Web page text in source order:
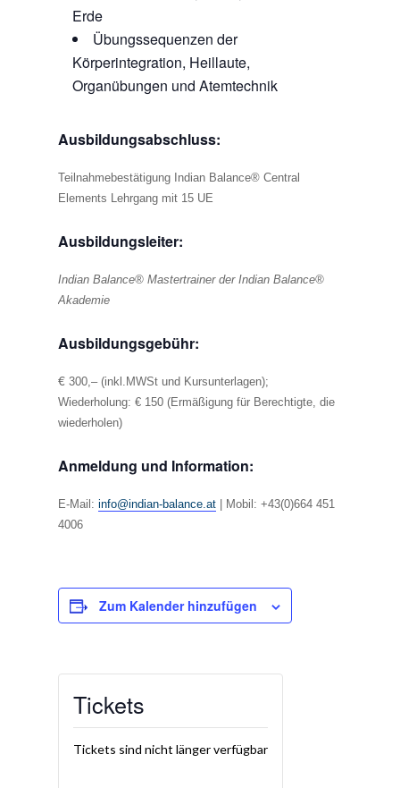
Erde
Übungssequenzen der
Körperintegration, Heillaute,
Organübungen und Atemtechnik
Ausbildungsabschluss:
Teilnahmebestätigung Indian Balance® Central
Elements Lehrgang mit 15 UE
Ausbildungsleiter:
Indian Balance® Mastertrainer der Indian Balance®
Akademie
Ausbildungsgebühr:
€ 300,– (inkl.MWSt und Kursunterlagen);
Wiederholung: € 150 (Ermäßigung für Berechtigte, die
wiederholen)
Anmeldung und Information:
E-Mail: info@indian-balance.at|
Mobil: +43(0)664 451
4006
Zum Kalender hinzufügen
Tickets
Tickets sind nicht länger verfügbar